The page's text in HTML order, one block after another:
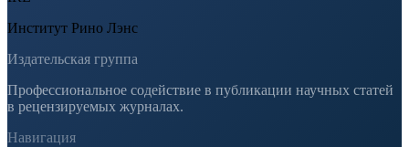
Институт Рино Лэнс
Издательская группа
Профессиональное содействие в публикации научных статей
в рецензируемых журналах.
Навигация